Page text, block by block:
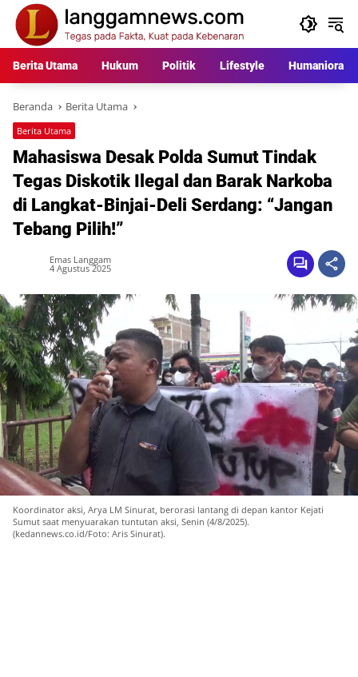
Langsung
konten
Berita Utama Hukum Politik Lifestyle Humaniora
Beranda Berita Utama
Berita Utama
Mahasiswa Desak Polda Sumut Tindak
Tegas Diskotik Ilegal dan Barak Narkoba
di Langkat-Binjai-Deli Serdang: “Jangan
Tebang Pilih!”
Emas Langgam
4 Agustus 2025
Koordinator aksi, Arya LM Sinurat, berorasi lantang di depan kantor Kejati
Sumut saat menyuarakan tuntutan aksi, Senin (4/8/2025).
(kedannews.co.id/Foto: Aris Sinurat).